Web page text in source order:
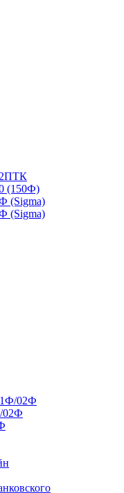
(150Ф)
(Sigma)
(Sigma)
02Ф